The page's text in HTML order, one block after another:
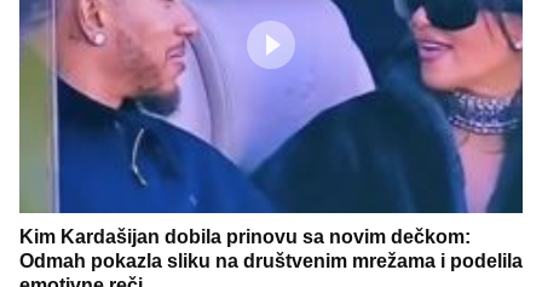
Kim Kardašijan dobila prinovu sa novim dečkom:
Odmah pokazla sliku na društvenim mrežama i podelila